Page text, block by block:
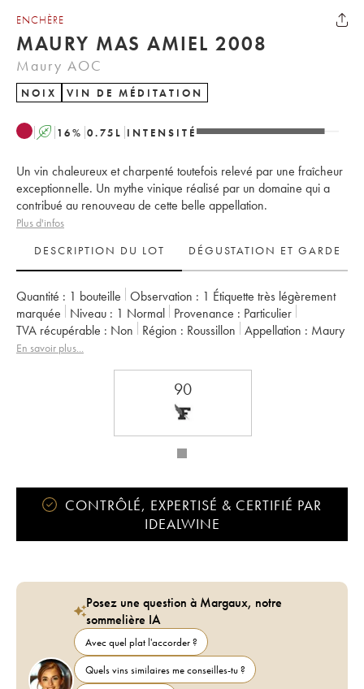
ENCHÈRE
MAURY MAS AMIEL 2008
Maury AOC
NOIX VIN DE MÉDITATION
A 16% 0.75 L INTENSITÉ
Un vin chaleureux et charpenté toutefois relevé par une fraîcheur
exceptionnelle. Un mythe vinique réalisé par un domaine qui a
contribué au renouveau de cette belle appellation.
Plus d'infos
DESCRIPTION DU LOT
DÉGUSTATION ET GARDE
Quantité : 1 bouteille Observation : 1 Étiquette très légèrement
marquée
Niveau : 1 Normal Provenance : particulier
TVA récupérable :
non Région : Roussillon Appellation : Maury
En savoir plus...
90
CONTRÔLÉ, EXPERTISÉ & CERTIFIÉ PAR
IDEALWINE
Posez une question à Margaux, notre
sommelière IA
Avec quel plat l'accorder ?
Quels vins similaires me conseilles-tu ?